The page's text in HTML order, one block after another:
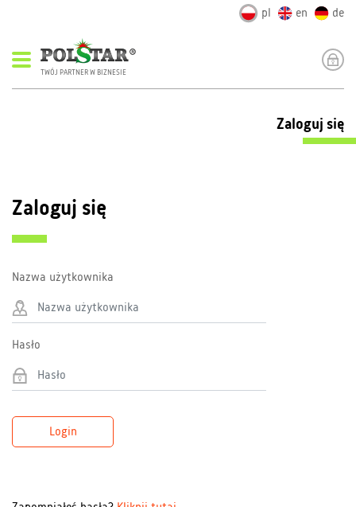
pl en de
TWÓJ PARTNER W BIZNESIE
Zaloguj się
Zaloguj się
Nazwa użytkownika
Hasło
Login